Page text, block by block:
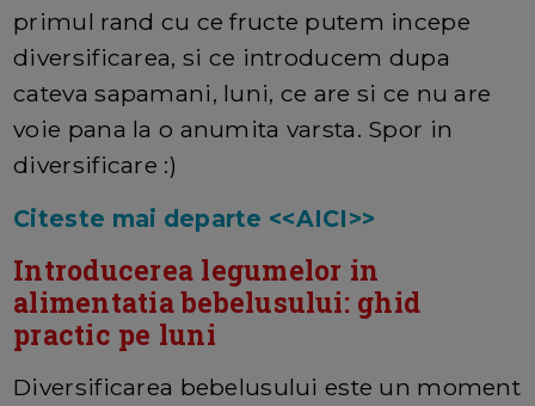
primul rand cu ce fructe putem incepe
diversificarea, si ce introducem dupa
cateva sapamani, luni, ce are si ce nu are
voie pana la o anumita varsta. Spor in
diversificare :)
Citeste mai departe <<AICI>>
Introducerea legumelor in
alimentatia bebelusului: ghid
practic pe luni
Diversificarea bebelusului este un moment